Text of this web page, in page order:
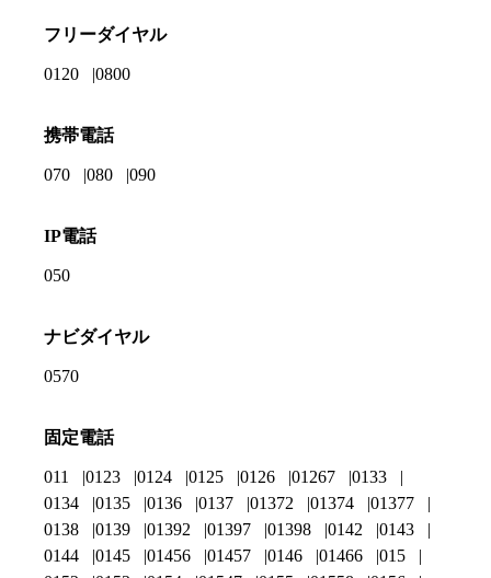
フリーダイヤル
0120 0800
携帯電話
070 080 090
IP電話
050
ナビダイヤル
0570
固定電話
011 0123 0124 0125 0126 01267
0133
0134
0135 0136 0137 01372 01374
01377
0138
0139 01392 01397 01398 0142
0143
0144
0145 01456 01457 0146 01466
015